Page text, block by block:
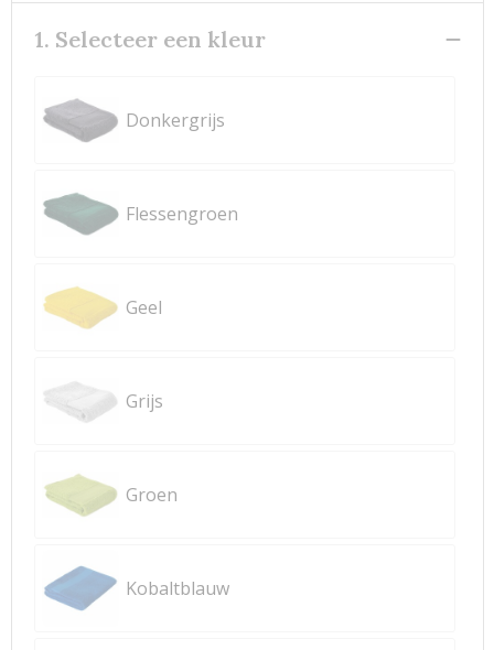
1. Selecteer een kleur
Donkergrijs
Flessengroen
Geel
Grijs
Groen
Kobaltblauw